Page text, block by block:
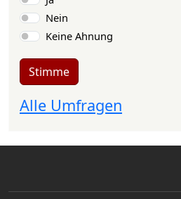
Nein
Keine Ahnung
Stimme
Alle Umfragen